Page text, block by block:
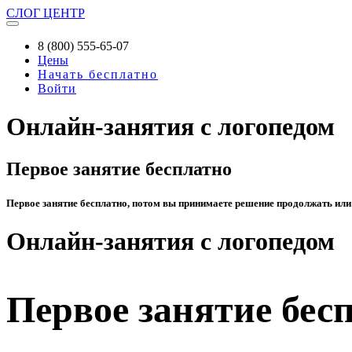
СЛОГ ЦЕНТР
8 (800) 555-65-07
Цены
Начать бесплатно
Войти
Онлайн-занятия с логопедом
Первое занятие бесплатно
Первое занятие бесплатно, потом вы принимаете решение продолжать или
Онлайн-занятия с логопедом
Первое занятие